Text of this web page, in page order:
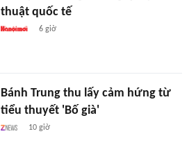
thuật quốc tế
6 giờ
Bánh Trung thu lấy cảm hứng từ
tiểu thuyết 'Bố già'
10 giờ